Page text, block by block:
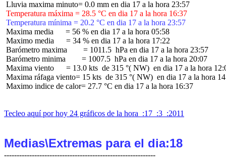
Temperatura máxima = 28.5 °C en dia 17 a la hora 16:37
Temperatura mínima = 20.2 °C en dia 17 a la hora 23:57
Maxima media      = 56 % en dia 17 a la hora 05:58
Maximo media      = 34 % en dia 17 a la hora 17:22
Barómetro maxima        = 1011.5  hPa en dia 17 a la hora 23:57
Barómetro minima        = 1007.5  hPa en dia 17 a la hora 20:07
Maxima viento      = 13.0 kts  de 315 °( NW)  en dia 17 a la hora
Maxima ráfaga viento= 15 kts  de 315 °( NW)  en dia 17 a la hora
Maximo indice de calor= 27.7 °C en dia 17 a la hora 16:37
Tecleo aquí por hoy 24 gráficos de la hora  :17  :3  :2011
Medias\Extremas para el dia:18